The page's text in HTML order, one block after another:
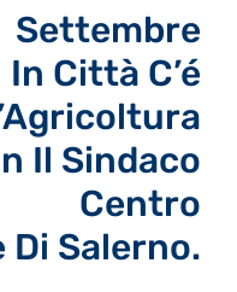
Città C’é
Il Sindaco
Salerno.